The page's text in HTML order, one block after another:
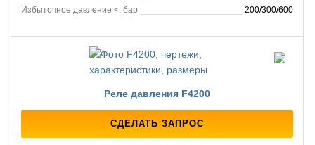
Избыточное давление <, бар
200/300/600
Реле давления F4200
СДЕЛАТЬ ЗАПРОС